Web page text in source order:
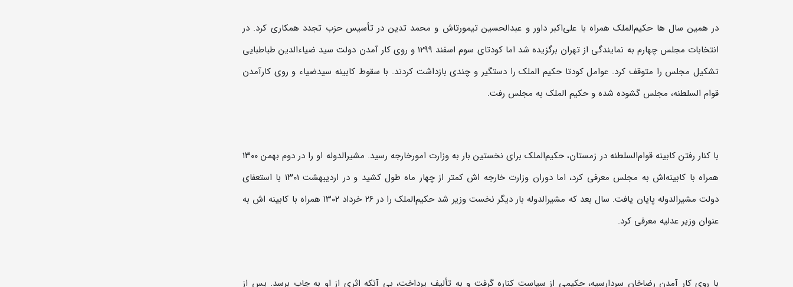
در همین سال ها حکیم‌الملک همراه با علی‌اکبر داور و عبدالحسین تیمورتاش و محمد تدین در تأسیس حزب تجدد همکاری کرد. در
انتخابات مجلس چهارم به نمایندگی از تهران برگزیده شد اما کودتای سوم اسفند ۱۲۹۹ و روی کار آمدن دولت سید ضیاءالدین طباطبایی
تشکیل مجلس را متوقف کرد. عوامل کودتا حکیم الملک را دستگیر و چندی بازداشت کردند. با سقوط کابینه سیدضیاء و روی کارآمدن
قوام السلطنه، مجلس گشوده شده و حکیم الملک به مجلس رفت.
با کنار رفتن کابینه قوام‌السلطنه در زمستان، حکیم‌الملک برای نخستین بار به وزارت امورخارجه رسید. مشیرالدوله او را در دوم بهمن ۱۳۰۰
همراه با کابینه‌اش به مجلس معرفی کرد، اما دوران وزارت خارجه اش کمتر از چهار ماه طول کشید و در اردیبهشت ۱۳۰۱ با استعفای
دولت مشیرالدوله پایان یافت. سال بعد که مشیرالدوله بار دیگر نخست وزیر شد حکیم‌الملک را در ۲۶ خرداد ۱۳۰۲ همراه با کابینه اش به
عنوان وزیر عدلیه معرفی کرد.
با روی کار آمدن رضاخان سردارسپه، حکیمی از سیاست کناره گرفت و به تألیف پرداخت، بی آنکه اثری از او به چاپ برسد. پس از